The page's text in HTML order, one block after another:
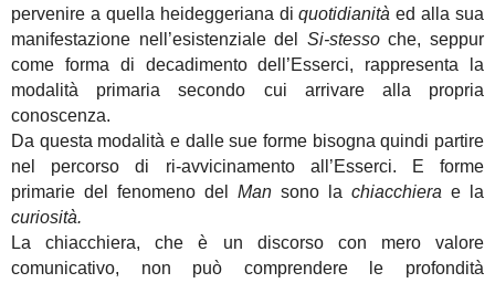
pervenire a quella heideggeriana diquotidianitàed alla sua
manifestazione nell’esistenziale del Si-stessoche, seppur
come forma di decadimento dell’Esserci, rappresenta la
modalità primaria secondo cui arrivare alla propria
conoscenza.
Da questa modalità e dalle sue forme bisogna quindi partire
nel percorso di ri-avvicinamento all’Esserci. E forme
primarie del fenomeno del Man sono la chiacchiera e la
curiosità.
La chiacchiera, che è un discorso con mero valore
comunicativo, non può comprendere le profondità